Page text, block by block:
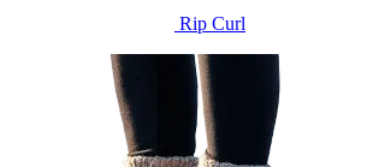
Rip Curl